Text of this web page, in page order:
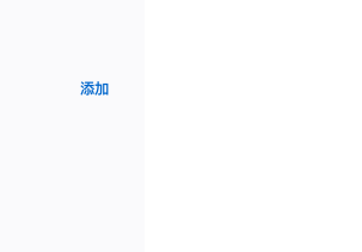
添加AppleCare+